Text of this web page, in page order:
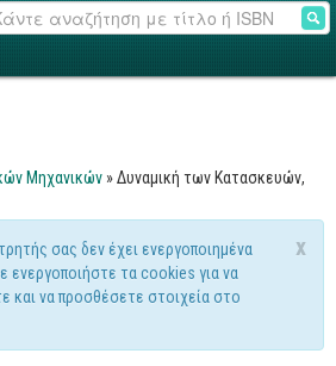
Μηχανικών » Δυναμική των Κατασκευών,
x
σας δεν έχει ενεργοποιημένα
τα cookies για να
και να προσθέσετε στοιχεία στο